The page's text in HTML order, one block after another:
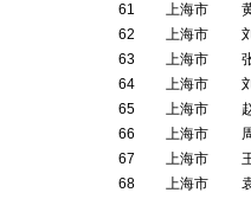
61
上海市
62
上海市
63
上海市
64
上海市
65
上海市
66
上海市
67
上海市
68
上海市